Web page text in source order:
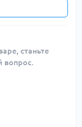
станьте
вопрос.